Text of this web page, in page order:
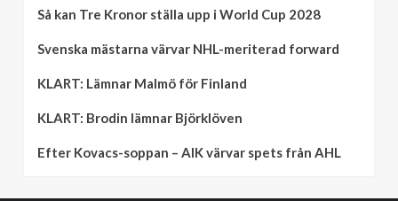
Så kan Tre Kronor ställa upp i World Cup 2028
Svenska mästarna värvar NHL-meriterad forward
KLART: Lämnar Malmö för Finland
KLART: Brodin lämnar Björklöven
Efter Kovacs-soppan – AIK värvar spets från AHL